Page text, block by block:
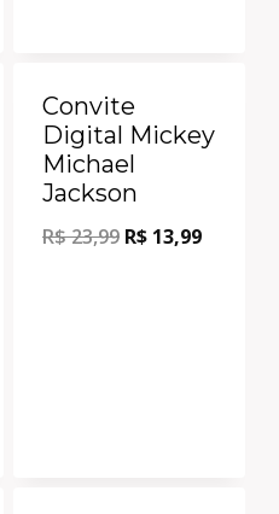
Convite
Digital Mickey
Michael
Jackson
R$23,99 R$ 13,99